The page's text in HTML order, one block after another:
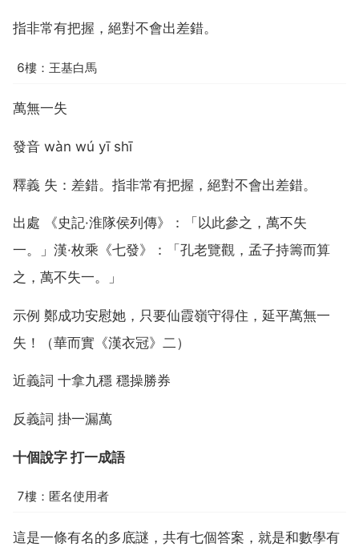
指非常有把握，絕對不會出差錯。
6樓：王基白馬
萬無一失
發音 wàn wú yī shī
釋義 失：差錯。指非常有把握，絕對不會出差錯。
出處 《史記·淮隊侯列傳》：「以此參之，萬不失
一。」漢·枚乘《七發》：「孔老覽觀，孟子持籌而算
之，萬不失一。」
示例 鄭成功安慰她，只要仙霞嶺守得住，延平萬無一
失！（華而實《漢衣冠》二）
近義詞 十拿九穩 穩操勝券
反義詞 掛一漏萬
十個說字 打一成語
7樓：匿名使用者
這是一條有名的多底謎，共有七個答案，就是和數學有